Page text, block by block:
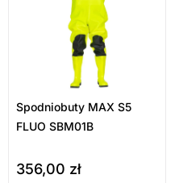
Spodniobuty MAX S5
FLUO SBM01B
356,00 zł